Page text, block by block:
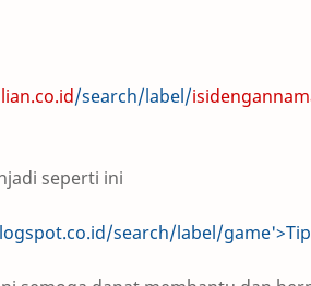
/search/label/
seperti ini
search/label/